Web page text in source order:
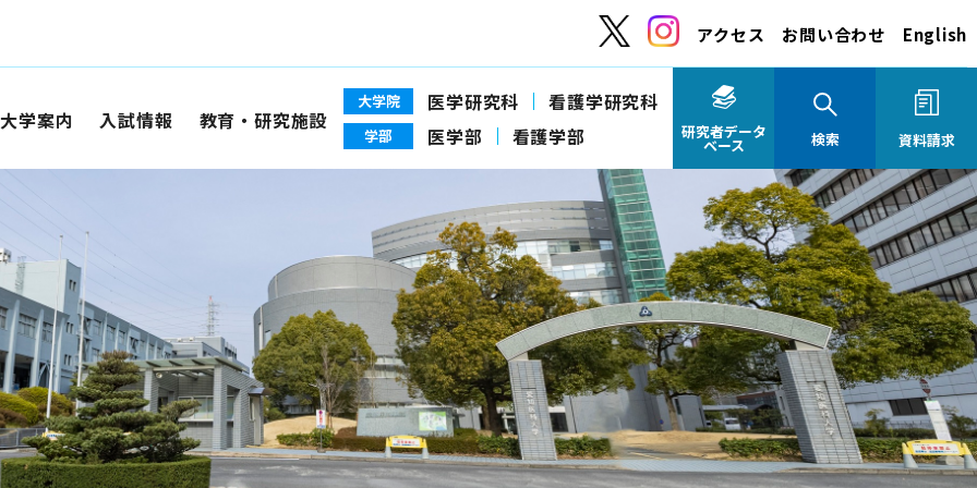
アクセス お問い合わせ English
大学案内 入試情報 教育・研究施設
大学院 医学研究科 看護学研究科
学部 医学部 看護学部 研究者データ
ベース 検索 資料請求